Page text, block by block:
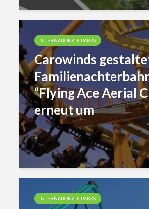
INTERNATIONALE PARKS
Carowinds
“Flying Ace Aerial
erneut um
INTERNATIONALE PARKS